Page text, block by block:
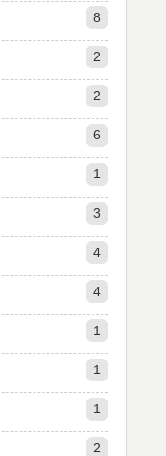
8
2
2
6
1
3
4
4
1
1
1
2